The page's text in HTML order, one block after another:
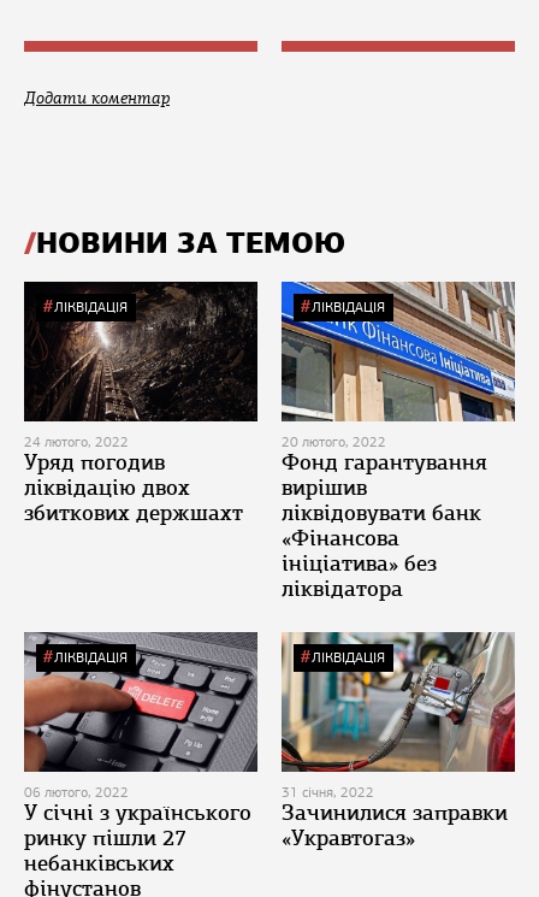
Додати коментар
НОВИНИ ЗА ТЕМОЮ
ЛІКВІДАЦІЯ
24 лютого, 2022
Уряд погодив
ліквідацію двох
збиткових держшахт
ЛІКВІДАЦІЯ
20 лютого, 2022
Фонд гарантування
вирішив
ліквідовувати банк
«Фінансова
ініціатива» без
ліквідатора
ЛІКВІДАЦІЯ
06 лютого, 2022
У січні з українського
ринку пішли 27
небанківських
фінустанов
ЛІКВІДАЦІЯ
31 січня, 2022
Зачинилися заправки
«Укравтогаз»